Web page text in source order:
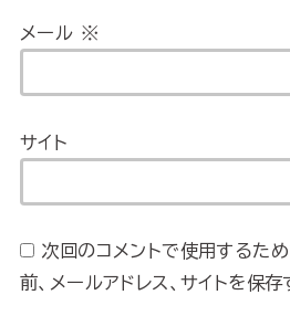
メール ※
サイト
次回のコメントで使用するた
前、メールアドレス、サイトを保存